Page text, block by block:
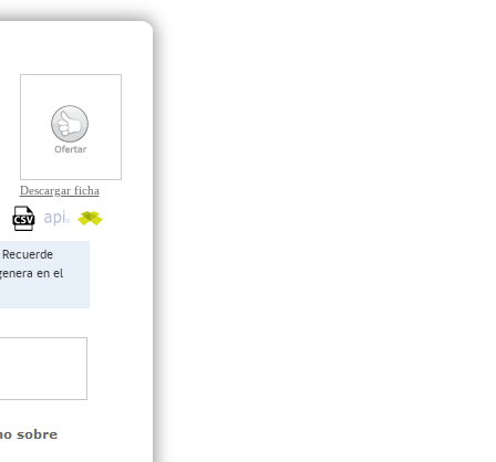
Recuerde
en el
Descargar ficha